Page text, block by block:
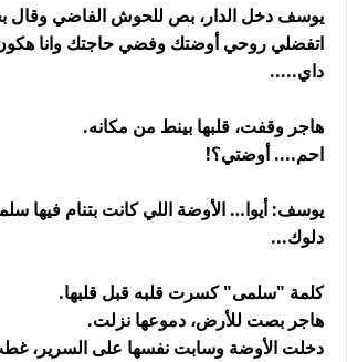
يوسف دخل الدار، بص للحوش الفاضي وقال
اتفضلي روحي أوضتك وفضي حاجتك وانا هكون
داي.....
هاجر وقفت، قلبها بينط من مكانه.
احم.... أوضتي؟!
يوسف: أيوا… الأوضة اللي كانت بتنام فيها
دلوك...
كلمة "سلمى" كسرت قلبه قبل قلبها.
هاجر بصت للأرض، دموعها نزلت.
دخلت الأوضة وسابت نفسها على السرير،